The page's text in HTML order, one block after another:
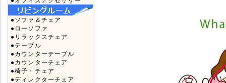
●ソファ＆チェア
●ローソファ
●リラックスチェア
●テーブル
●カウンターテーブル
●カウンターチェア
●椅子・チェア
●ディレクターチェア